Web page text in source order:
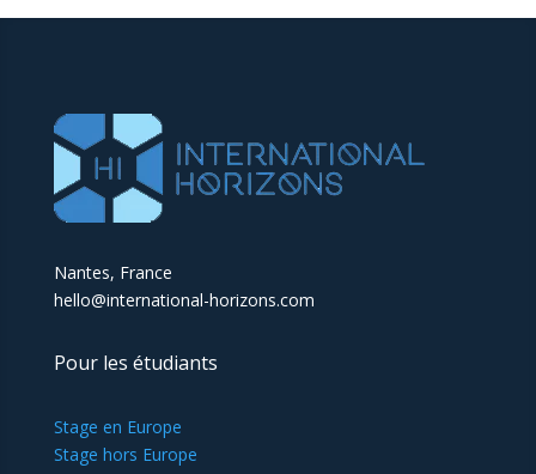
Nantes, France
hello@international-horizons.com
Pour les étudiants
Stage en Europe
Stage hors Europe